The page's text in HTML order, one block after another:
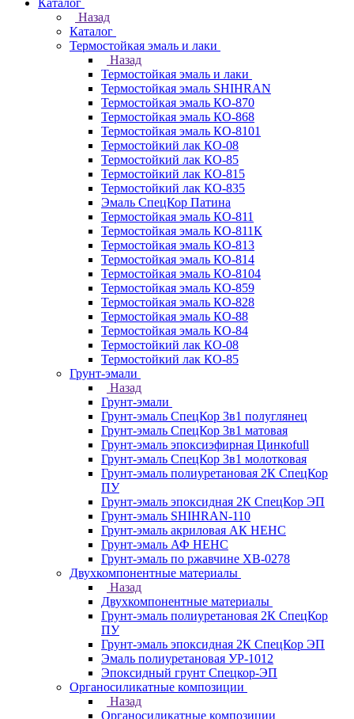
Каталог
Назад
Каталог
Термостойкая эмаль и лаки
Назад
Термостойкая эмаль и лаки
Термостойкая эмаль SHIHRAN
Термостойкая эмаль КО-870
Термостойкая эмаль КО-868
Термостойкая эмаль КО-8101
Термостойкий лак КО-08
Термостойкий лак КО-85
Термостойкий лак КО-815
Термостойкий лак КО-835
Эмаль СпецКор Патина
Термостойкая эмаль КО-811
Термостойкая эмаль КО-811К
Термостойкая эмаль КО-813
Термостойкая эмаль КО-814
Термостойкая эмаль КО-8104
Термостойкая эмаль КО-859
Термостойкая эмаль КО-828
Термостойкая эмаль КО-88
Термостойкая эмаль КО-84
Термостойкий лак КО-08
Термостойкий лак КО-85
Грунт-эмали
Назад
Грунт-эмали
Грунт-эмаль СпецКор 3в1 полуглянец
Грунт-эмаль СпецКор 3в1 матовая
Грунт-эмаль эпоксиэфирная Цинкоfull
Грунт-эмаль СпецКор 3в1 молотковая
Грунт-эмаль полиуретановая 2К СпецКор
ПУ
Грунт-эмаль эпоксидная 2К СпецКор ЭП
Грунт-эмаль SHIHRAN-110
Грунт-эмаль акриловая АК НЕНС
Грунт-эмаль АФ НЕНС
Грунт-эмаль по ржавчине ХВ-0278
Двухкомпонентные материалы
Назад
Двухкомпонентные материалы
Грунт-эмаль полиуретановая 2К СпецКор
ПУ
Грунт-эмаль эпоксидная 2К СпецКор ЭП
Эмаль полиуретановая УР-1012
Эпоксидный грунт Спецкор-ЭП
Органосиликатные композиции
Назад
Органосиликатные композиции